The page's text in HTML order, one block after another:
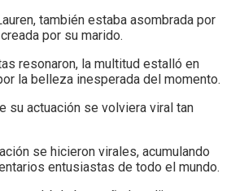
también estaba asombrada por
por su marido.
resonaron, la multitud estalló en
la belleza inesperada del momento.
su actuación se volviera viral tan
se hicieron virales, acumulando
entusiastas de todo el mundo.